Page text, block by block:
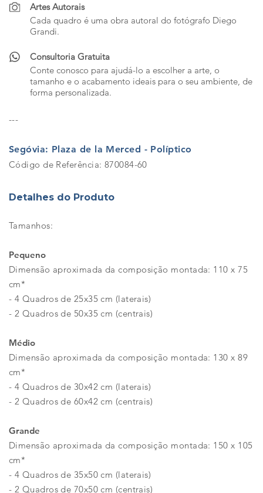
Artes Autorais
Cada quadro é uma obra autoral do fotógrafo Diego
Grandi.
Consultoria Gratuita
Conte conosco para ajudá-lo a escolher a arte, o
tamanho e o acabamento ideais para o seu ambiente, de
forma personalizada.
---
Segóvia: Plaza de la Merced - Políptico
Código de Referência: 870084-60
Detalhes do Produto
Tamanhos:
Pequeno
Dimensão aproximada da composição montada: 110 x 75
cm*
- 4 Quadros de 25x35 cm (laterais)
- 2 Quadros de 50x35 cm (centrais)
Médio
Dimensão aproximada da composição montada: 130 x 89
cm*
- 4 Quadros de 30x42 cm (laterais)
- 2 Quadros de 60x42 cm (centrais)
Grande
Dimensão aproximada da composição montada: 150 x 105
cm*
- 4 Quadros de 35x50 cm (laterais)
- 2 Quadros de 70x50 cm (centrais)